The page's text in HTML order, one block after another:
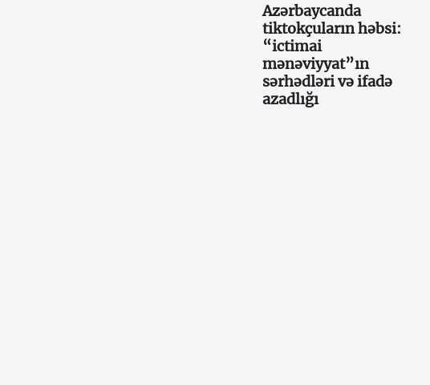
Azərbaycanda
tiktokçuların həbsi:
“ictimai
mənəviyyat”ın
sərhədləri və ifadə
azadlığı